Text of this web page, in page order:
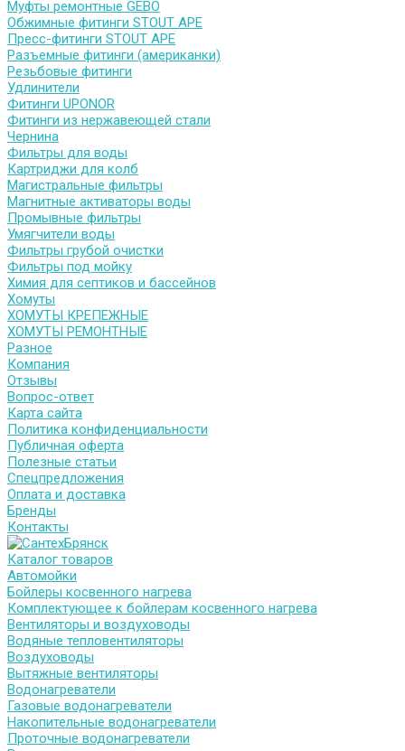
Муфты ремонтные GEBO
Обжимные фитинги STOUT APE
Пресс-фитинги STOUT APE
Разъемные фитинги (американки)
Резьбовые фитинги
Удлинители
Фитинги UPONOR
Фитинги из нержавеющей стали
Чернина
Фильтры для воды
Картриджи для колб
Магистральные фильтры
Магнитные активаторы воды
Промывные фильтры
Умягчители воды
Фильтры грубой очистки
Фильтры под мойку
Химия для септиков и бассейнов
Хомуты
ХОМУТЫ КРЕПЕЖНЫЕ
ХОМУТЫ РЕМОНТНЫЕ
Разное
Компания
Отзывы
Вопрос-ответ
Карта сайта
Политика конфиденциальности
Публичная оферта
Полезные статьи
Спецпредложения
Оплата и доставка
Бренды
Контакты
Каталог товаров
Автомойки
Бойлеры косвенного нагрева
Комплектующее к бойлерам косвенного нагрева
Вентиляторы и воздуховоды
Водяные тепловентиляторы
Воздуховоды
Вытяжные вентиляторы
Водонагреватели
Газовые водонагреватели
Накопительные водонагреватели
Проточные водонагреватели